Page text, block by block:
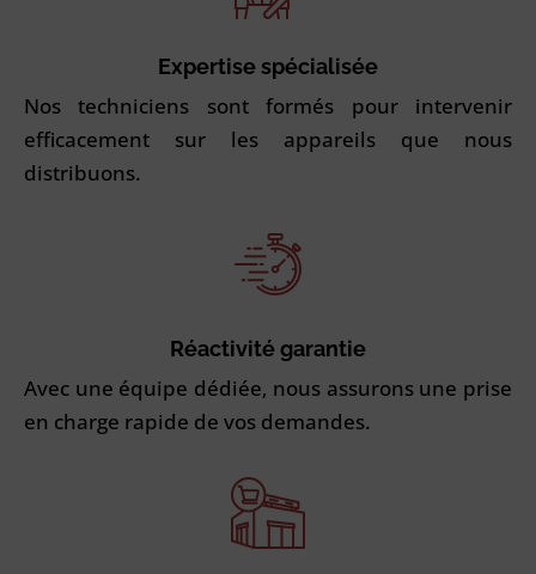
Expertise spécialisée
Nos techniciens sont formés pour intervenir
efficacement sur les appareils que nous
distribuons.
Réactivité garantie
Avec une équipe dédiée, nous assurons une prise
en charge rapide de vos demandes.